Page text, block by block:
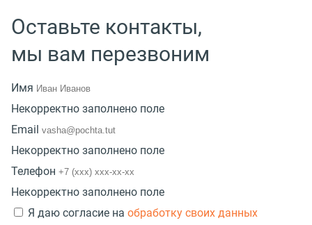
Оставьте контакты,
мы вам перезвоним
Имя
Некорректно заполнено поле
Email
Некорректно заполнено поле
Телефон
Некорректно заполнено поле
Я даю согласие на обработку своих данных